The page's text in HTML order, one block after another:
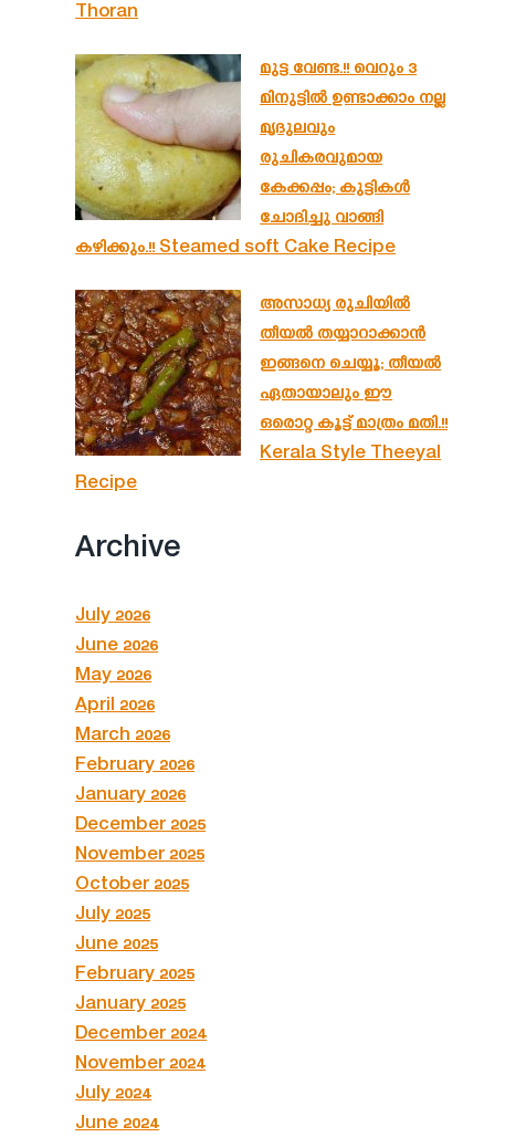
Thoran
മുട്ട വേണ്ട.!! വെറും 3
മിനുട്ടിൽ ഉണ്ടാക്കാം നല്ല
മൃദുലവും
രുചികരവുമായ
കേക്കപ്പം; കുട്ടികൾ
ചോദിച്ചു വാങ്ങി
കഴിക്കും.!! Steamed soft Cake Recipe
അസാധ്യ രുചിയിൽ
തീയൽ തയ്യാറാക്കാൻ
ഇങ്ങനെ ചെയ്യൂ; തീയൽ
ഏതായാലും ഈ
ഒരൊറ്റ കൂട്ട് മാത്രം മതി.!!
Kerala Style Theeyal
Recipe
Archive
July 2026
June 2026
May 2026
April 2026
March 2026
February 2026
January 2026
December 2025
November 2025
October 2025
July 2025
June 2025
February 2025
January 2025
December 2024
November 2024
July 2024
June 2024